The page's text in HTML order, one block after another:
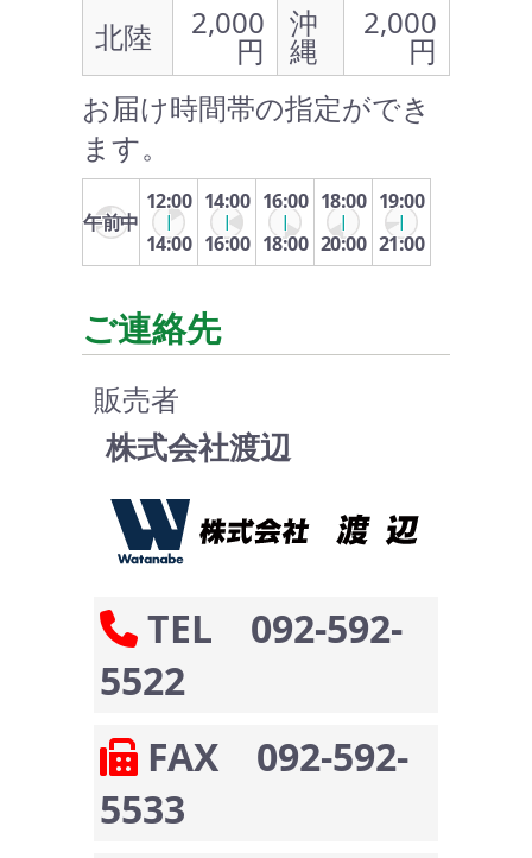
北陸
2,000
円
沖
縄
2,000
円
お届け時間帯の指定ができ
ます。
午前中
12:00
14:00
14:00
16:00
16:00
18:00
18:00
20:00
19:00
21:00
ご連絡先
販売者
株式会社渡辺
TEL 092-592-
5522
FAX 092-592-
5533